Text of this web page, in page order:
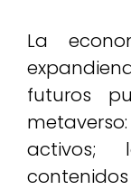
La
futuros
activos;